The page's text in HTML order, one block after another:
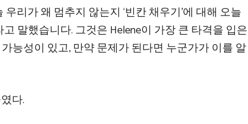
리가 왜 멈추지 않는지 ‘빈칸 채우기’에 대해 오늘
말했습니다. 그것은 Helene이 가장 큰 타격을 입은
능성이 있고, 만약 문제가 된다면 누군가가 이를 알
다.